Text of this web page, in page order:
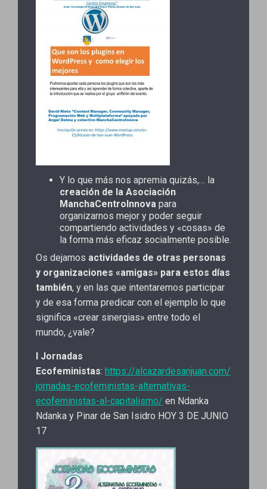
Y lo que más nos apremia quizás,… la
creación de la Asociación
ManchaCentroInnova para
organizarnos mejor y poder seguir
compartiendo actividades y «cosas» de
la forma más eficaz socialmente posible.
Os dejamos actividades de otras personas
y organizaciones «amigas» para estos días
también, y en las que intentaremos participar
y de esa forma predicar con el ejemplo lo que
significa «crear sinergias» entre todo el
mundo, ¿vale?
I Jornadas
Ecofeministas: https://alcazardesanjuan.com/
jornadas-ecofeministas-alternativas-
ecofeministas-al-capitalismo/ en Ndanka
Ndanka y Pinar de San Isidro HOY 3 DE JUNIO
17